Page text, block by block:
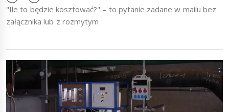
"Ile to będzie kosztować?" – to pytanie zadane w mailu bez
załącznika lub z rozmytym